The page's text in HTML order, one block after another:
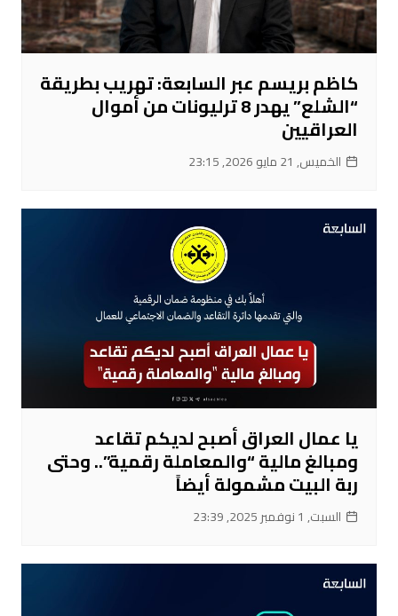
كاظم بريسم عبر السابعة: تهريب بطريقة
“الشلع” يهدر 8 ترليونات من أموال
العراقيين
الخميس, 21 مايو 2026, 23:15
يا عمال العراق أصبح لديكم تقاعد
ومبالغ مالية “والمعاملة رقمية”.. وحتى
ربة البيت مشمولة أيضاً
السبت, 1 نوفمبر 2025, 23:39